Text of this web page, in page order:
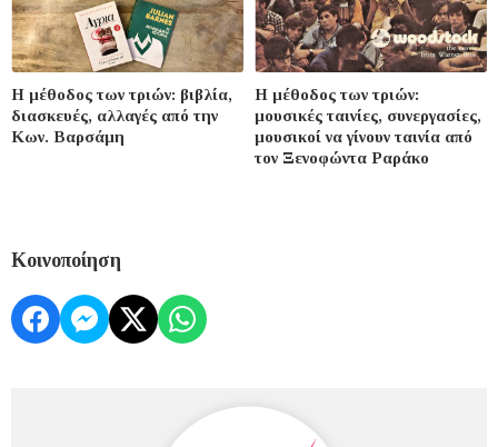
Η μέθοδος των τριών: βιβλία,
διασκευές, αλλαγές από την
Kων. Βαρσάμη
Η μέθοδος των τριών:
μουσικές ταινίες, συνεργασίες,
μουσικοί να γίνουν ταινία από
τον Ξενοφώντα Ραράκο
Κοινοποίηση